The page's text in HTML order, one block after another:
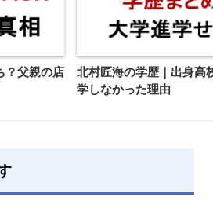
？父親の店
北村匠海の学歴｜出身高
学しなかった理由